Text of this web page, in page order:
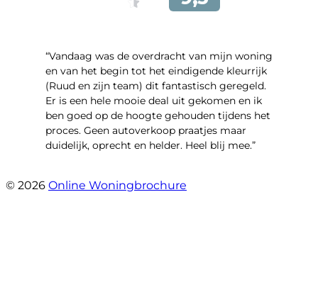
“Vandaag was de overdracht van mijn woning
en van het begin tot het eindigende kleurrijk
(Ruud en zijn team) dit fantastisch geregeld.
Er is een hele mooie deal uit gekomen en ik
ben goed op de hoogte gehouden tijdens het
proces. Geen autoverkoop praatjes maar
duidelijk, oprecht en helder. Heel blij mee.”
© 2026 Online Woningbrochure